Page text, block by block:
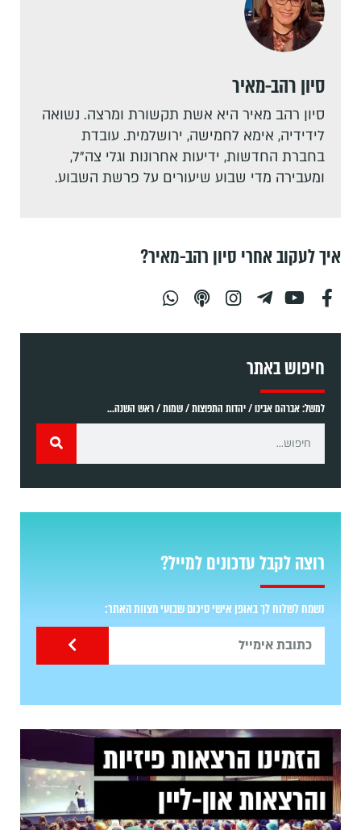
סיון רהב-מאיר
סיון רהב מאיר היא אשת תקשורת ומרצה. נשואה
לידידיה, אימא לחמישה, ירושלמית. עובדת
בחברת החדשות, ידיעות אחרונות וגלי צה"ל,
ומעבירה מדי שבוע שיעורים על פרשת השבוע.
איך לעקוב אחרי סיון רהב-מאיר?
חיפוש באתר
למשל: אברהם אבינו / יהדות התפוצות / שמות / ראש השנה...
רוצה לקבל עדכונים למייל?
נשמח לשלוח לך באופן אישי סיכום שבועי מצוות האתר: